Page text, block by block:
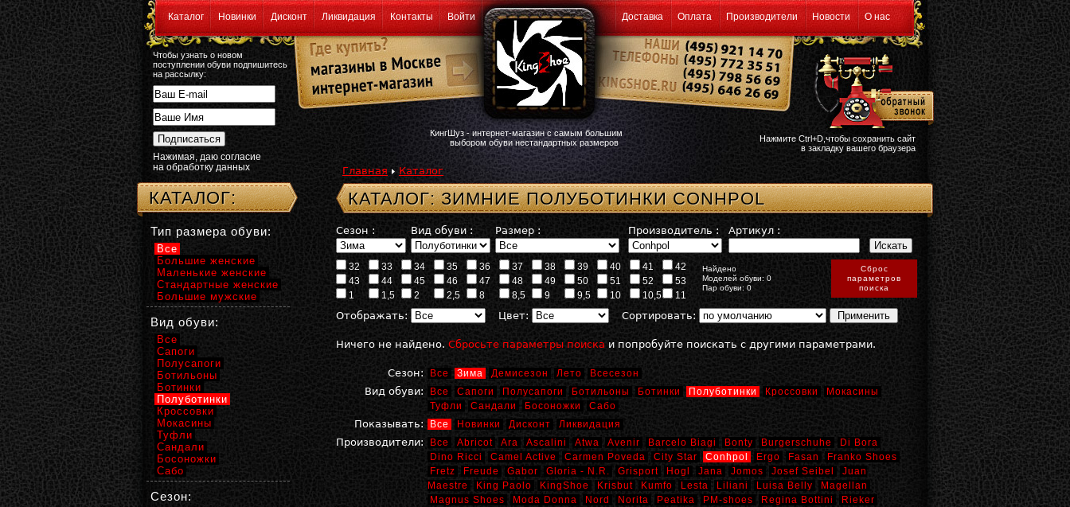
Каталог Новинки Дисконт Ликвидация Контакты Войти Доставка Оплата Производители Новости О нас
Чтобы узнать о новом
поступлении обуви подпишитесь
на рассылку:
Нажимая, даю согласие
на обработку данных
КингШуз - интернет-магазин с самым большим
выбором обуви нестандартных размеров
Нажмите Ctrl+D,чтобы сохранить сайт
в закладку вашего браузера
Главная Каталог
КАТАЛОГ: ЗИМНИЕ ПОЛУБОТИНКИ CONHPOL
Сезон : Вид обуви : Размер : Производитель : Артикул :
32 33 34 35 36 37 38 39 40 41
42
43
44 45 46 47 48 49 50 51 52
53
1
1,5 2 2,5 8 8,5 9 9,5 10 10,5 11
Найдено
Моделей обуви: 0
Пар обуви: 0
Сброс
параметров
поиска
Отображать: Цвет: Сортировать:
Ничего не найдено. Сбросьте параметры поиска и попробуйте поискать с другими параметрами.
Сезон: Все Зима Демисезон Лето Всесезон
Вид обуви: Все Сапоги Полусапоги Ботильоны Ботинки Полуботинки Кроссовки
Мокасины
Туфли
Сандали Босоножки Сабо
Показывать: Все Новинки Дисконт Ликвидация
Производители: Все Abricot Ara Ascalini Atwa Avenir Barcelo Biagi Bonty Burgerschuhe
Di Bora
Dino Ricci
Camel Active Carmen Poveda City Star Conhpol Ergo Fasan
Franko Shoes
Fretz
Freude Gabor Gloria - N.R. Grisport Hogl Jana Jomos Josef Seibel
Juan
Maestre
King Paolo KingShoe Krisbut Kumfo Lesta Liliani Luisa Belly
Magellan
Magnus Shoes
Moda Donna Nord Norita Peatika PM-shoes Regina Bottini
Rieker
КАТАЛОГ:
Тип размера обуви:
Все
Большие женские
Маленькие женские
Стандартные женские
Большие мужские
Вид обуви:
Все
Сапоги
Полусапоги
Ботильоны
Ботинки
Полуботинки
Кроссовки
Мокасины
Туфли
Сандали
Босоножки
Сабо
Сезон: